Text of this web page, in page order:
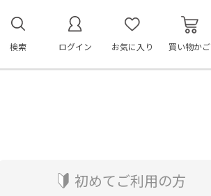
検索 ログイン お気に入り 買い物かご
初めてご利用の方